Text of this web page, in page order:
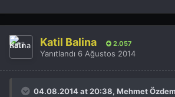
Katil Balina 2.057
Yanıtlandı 6 Ağustos 2014
04.08.2014 at 20:38, Mehmet